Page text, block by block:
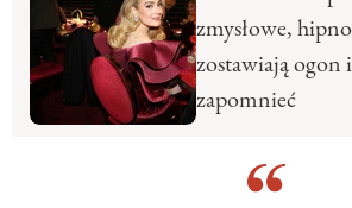
zmysłowe,
zostawiają
zapomnieć